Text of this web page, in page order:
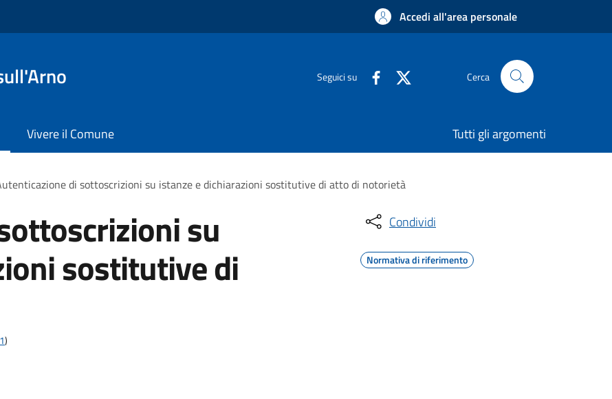
Accedi all'area personale
Seguici su Cerca
Vivere il Comune Tutti gli argomenti
di sottoscrizioni su istanze e dichiarazioni sostitutive di atto di notorietà
su
sostitutive di
)
Condividi
Normativa di riferimento